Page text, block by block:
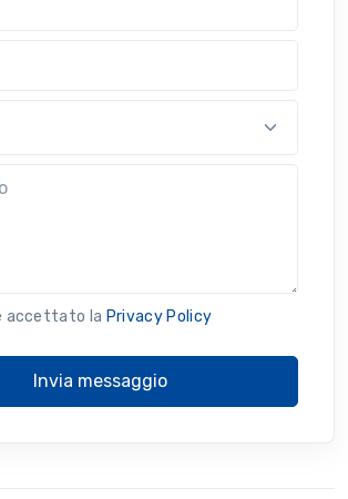
accettato la Privacy Policy
Invia messaggio